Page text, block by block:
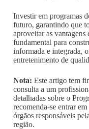
Investir em programas
futuro, garantindo que
aproveitar as
fundamental para
informada e integrada,
entretenimento de
Nota: Este artigo tem
consulta a um
detalhadas sobre o
recomenda-se entrar
órgãos responsáveis
região.